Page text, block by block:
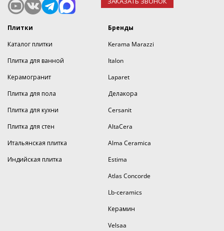
Плитки
Каталог плитки
Плитка для ванной
Керамогранит
Плитка для пола
Плитка для кухни
Плитка для стен
Итальянская плитка
Индийская плитка
Бренды
Kerama Marazzi
Italon
Laparet
Делакора
Cersanit
AltaCera
Alma Ceramica
Estima
Atlas Concorde
Lb-ceramics
Керамин
Velsaa